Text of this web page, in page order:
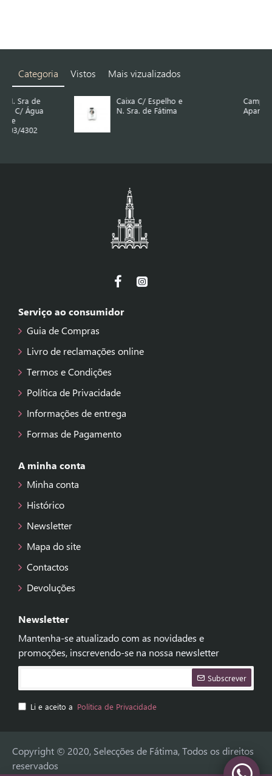
Categoria Vistos Mais vizualizados
Caixa C/ Espelho e
N. Sra. de Fátima
Campainha com
Aparição de Fátima
Serviço ao consumidor
Guia de Compras
Livro de reclamações online
Termos e Condições
Política de Privacidade
Informações de entrega
Formas de Pagamento
A minha conta
Minha conta
Histórico
Newsletter
Mapa do site
Contactos
Devoluções
Newsletter
Mantenha-se atualizado com as novidades e
promoções, inscrevendo-se na nossa newsletter
Subscrever
Li e aceito a Política de Privacidade
Copyright © 2020, Selecções de Fátima, Todos os direitos
reservados